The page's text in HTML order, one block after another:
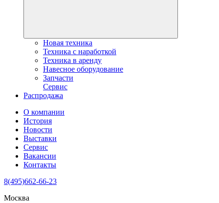
Новая техника
Техника с наработкой
Техника в аренду
Навесное оборудование
Запчасти
Сервис
Распродажа
О компании
История
Новости
Выставки
Сервис
Вакансии
Контакты
8(495)662-66-23
Москва